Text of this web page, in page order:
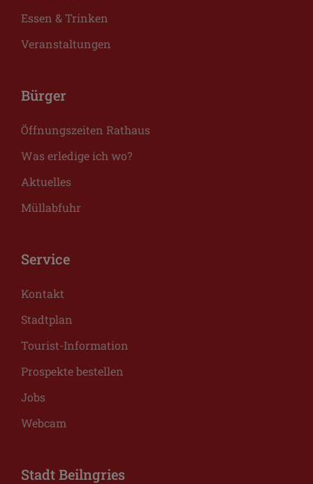
Essen & Trinken
Veranstaltungen
Bürger
Öffnungszeiten Rathaus
Was erledige ich wo?
Aktuelles
Müllabfuhr
Service
Kontakt
Stadtplan
Tourist-Information
Prospekte bestellen
Jobs
Webcam
Stadt Beilngries